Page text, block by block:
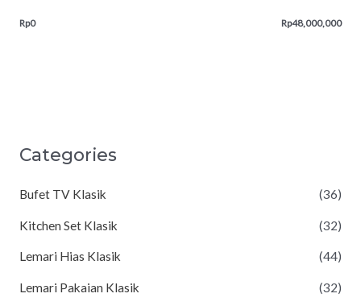
Rp0 Rp48,000,000
Categories
Bufet TV Klasik (36)
Kitchen Set Klasik (32)
Lemari Hias Klasik (44)
Lemari Pakaian Klasik (32)